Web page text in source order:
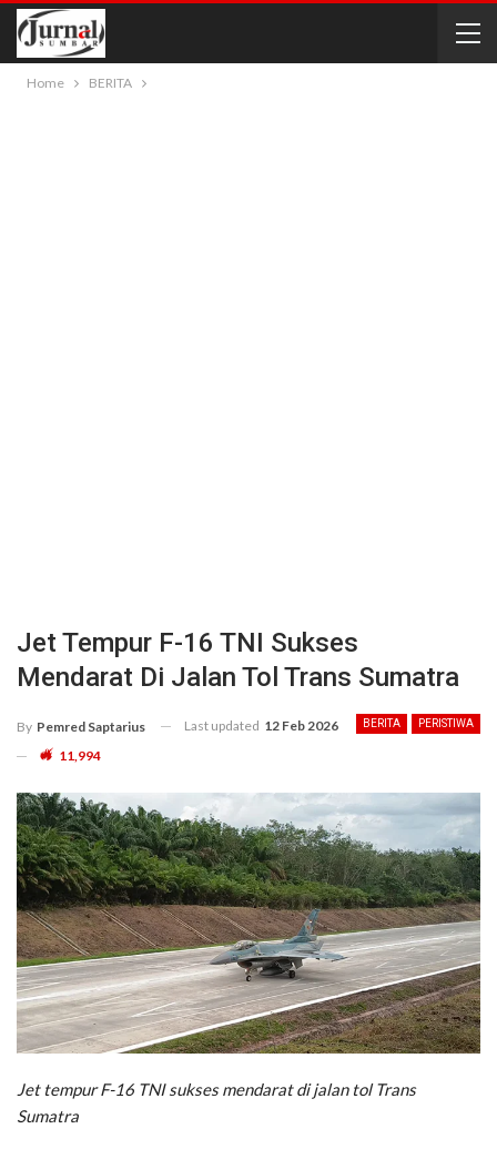
Home BERITA
Jet Tempur F-16 TNI Sukses
Mendarat Di Jalan Tol Trans Sumatra
BERITA PERISTIWA
By Pemred Saptarius Last updated 12 Feb 2026
11,994
Jet tempur F-16 TNI sukses mendarat di jalan tol Trans
Sumatra